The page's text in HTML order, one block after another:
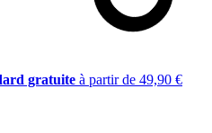
gratuite à partir de 49,90 €